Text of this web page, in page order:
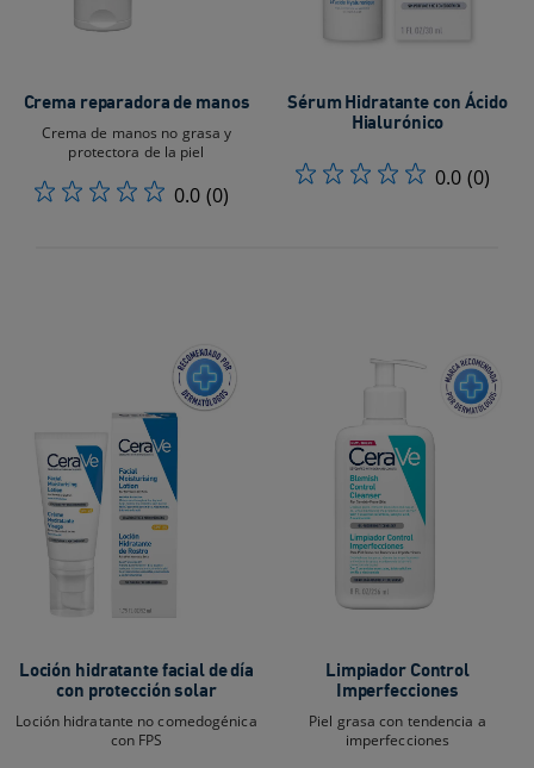
Crema reparadora de manos
Crema de manos no grasa y
protectora de la piel
0.0 (0)
Sérum Hidratante con Ácido
Hialurónico
0.0 (0)
Loción hidratante facial de día
con protección solar
Loción hidratante no comedogénica
con FPS
Limpiador Control
Imperfecciones
Piel grasa con tendencia a
imperfecciones